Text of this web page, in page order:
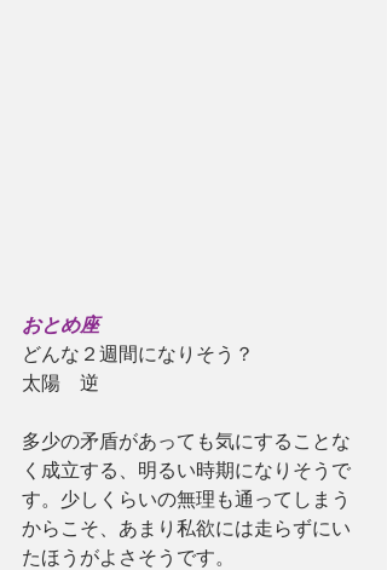
おとめ座
どんな２週間になりそう？
太陽　逆
多少の矛盾があっても気にすることな
く成立する、明るい時期になりそうで
す。少しくらいの無理も通ってしまう
からこそ、あまり私欲には走らずにい
たほうがよさそうです。